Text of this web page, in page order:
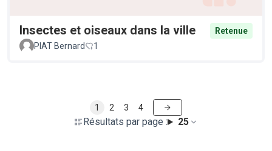
Insectes et oiseaux dans la ville
Retenue
PIAT Bernard
1
Résultats par page : 25
1 2 3 4